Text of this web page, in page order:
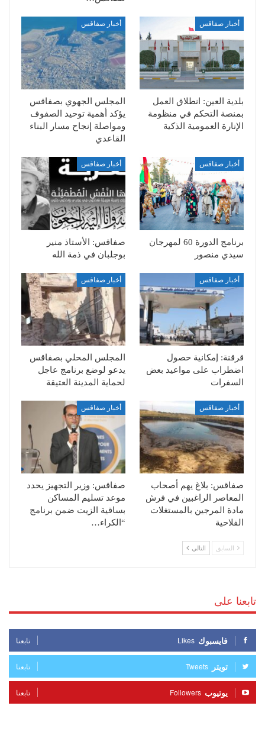
أخبار صفاقس
بلدية العين: انطلاق العمل
بمنصة التحكم في منظومة
الإنارة العمومية الذكية
أخبار صفاقس
المجلس الجهوي بصفاقس
يؤكد أهمية توحيد الصفوف
ومواصلة إنجاح مسار البناء
القاعدي
أخبار صفاقس
برنامج الدورة 60 لمهرجان
سيدي منصور
أخبار صفاقس
صفاقس: الأستاذ منير
بوجلبان في ذمة الله
أخبار صفاقس
قرقنة: إمكانية حصول
اضطراب على مواعيد بعض
السفرات
أخبار صفاقس
المجلس المحلي بصفاقس
يدعو لوضع برنامج عاجل
لحماية المدينة العتيقة
أخبار صفاقس
صفاقس: بلاغ يهم أصحاب
المعاصر الراغبين في فرش
مادة المرجين بالمستغلات
الفلاحية
أخبار صفاقس
صفاقس: وزير التجهيز يحدد
موعد تسليم المساكن
بساقية الزيت ضمن برنامج
“الكراء…
السابق التالي
تابعنا على
فايسبوك Likes تابعنا
تويتر Tweets تابعنا
يوتيوب Followers تابعنا